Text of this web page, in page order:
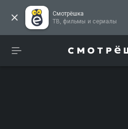
Смотрёшка
ТВ, фильмы и сериалы